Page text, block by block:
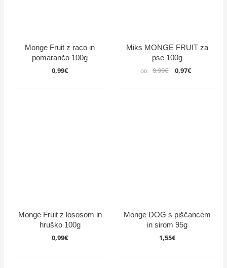
Monge Fruit z raco in
pomarančo 100g
0,99€
Miks MONGE FRUIT za
pse 100g
OD: 0,99€
Izvirna
0,97€
Monge Fruit z lososom in
hruško 100g
0,99€
Monge DOG s piščancem
in sirom 95g
1,55€